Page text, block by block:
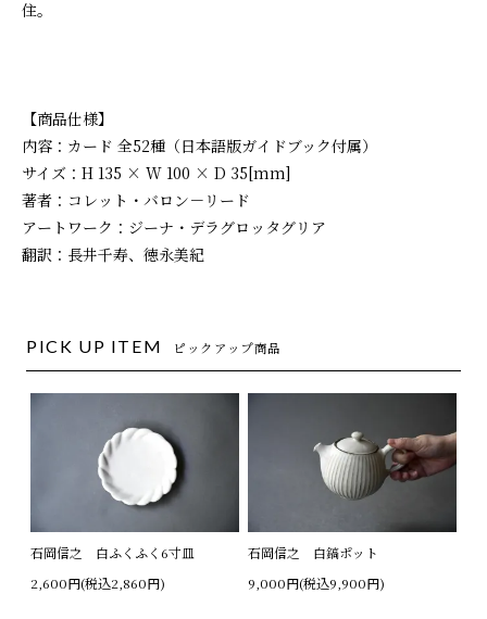
住。
【商品仕様】
内容：カード 全52種（日本語版ガイドブック付属）
サイズ：H 135 × W 100 × D 35[mm]
著者：コレット・バロン－リード
アートワーク：ジーナ・デラグロッタグリア
翻訳：長井千寿、徳永美紀
PICK UP ITEM ピックアップ商品
石岡信之 白ふくふく6寸皿
2,600円(税込2,860円)
石岡信之 白鎬ポット
9,000円(税込9,900円)